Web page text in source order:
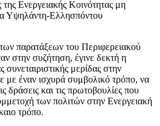
Ενεργειακής Κοινότητας μη
Υψηλάντη-Ελλησπόντου
παρατάξεων του Περιφερειακού
στην συζήτηση, έγινε δεκτή η
συνεταιριστικής μερίδας στην
με έναν ισχυρά συμβολικό τρόπο, να
δράσεις και τις πρωτοβουλίες που
των πολιτών στην Ενεργειακή
τρόπο.